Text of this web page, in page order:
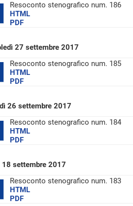
Resoconto stenografico num. 186
HTML
PDF
27 settembre 2017
Resoconto stenografico num. 185
HTML
PDF
26 settembre 2017
Resoconto stenografico num. 184
HTML
PDF
18 settembre 2017
Resoconto stenografico num. 183
HTML
PDF